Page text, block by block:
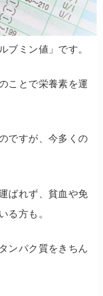
ブミン値」です。
ことで栄養素を運
ですが、今多くの
ばれず、貧血や免
る方も。
ンパク質をきちん